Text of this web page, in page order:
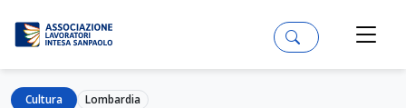
Cultura Lombardia